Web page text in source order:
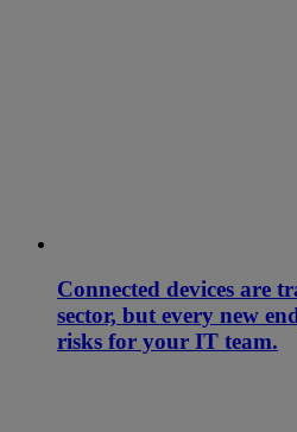
Connected devices are
sector, but every new
risks for your IT team.